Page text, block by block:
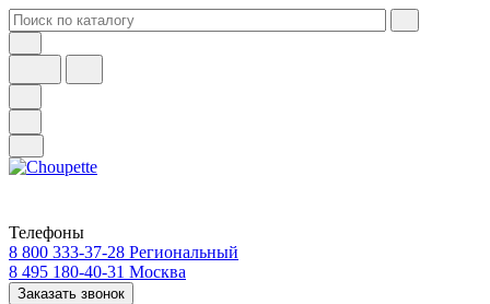
Телефоны
8 800 333-37-28 Региональный
8 495 180-40-31 Москва
Заказать звонок